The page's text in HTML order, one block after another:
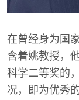
在曾经身为国
含着姚教授，
科学二等奖的
况，即为优秀